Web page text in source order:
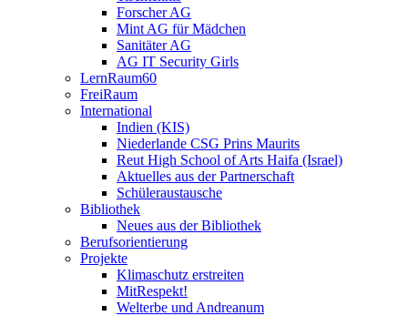
Forscher AG
Mint AG für Mädchen
Sanitäter AG
AG IT Security Girls
LernRaum60
FreiRaum
International
Indien (KIS)
Niederlande CSG Prins Maurits
Reut High School of Arts Haifa (Israel)
Aktuelles aus der Partnerschaft
Schüleraustausche
Bibliothek
Neues aus der Bibliothek
Berufsorientierung
Projekte
Klimaschutz erstreiten
MitRespekt!
Welterbe und Andreanum